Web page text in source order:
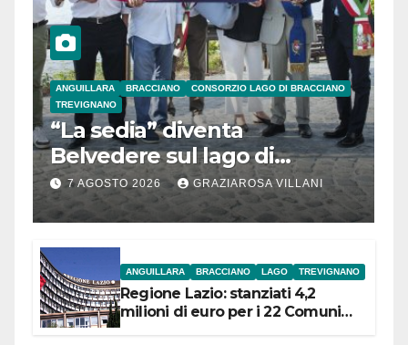
ANGUILLARA BRACCIANO
CONSORZIO LAGO DI BRACCIANO
TREVIGNANO
“La sedia” diventa
Belvedere sul lago di
Bracciano: ieri
l’inaugurazione
7 AGOSTO 2026 GRAZIAROSA VILLANI
ANGUILLARA BRACCIANO LAGO TREVIGNANO
Regione Lazio: stanziati 4,2
milioni di euro per i 22 Comuni